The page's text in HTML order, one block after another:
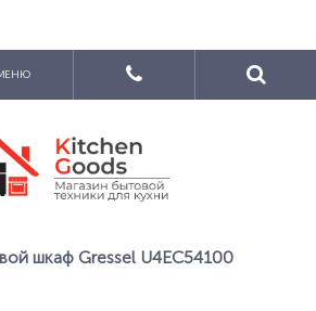
шкаф Gressel U4EC54100